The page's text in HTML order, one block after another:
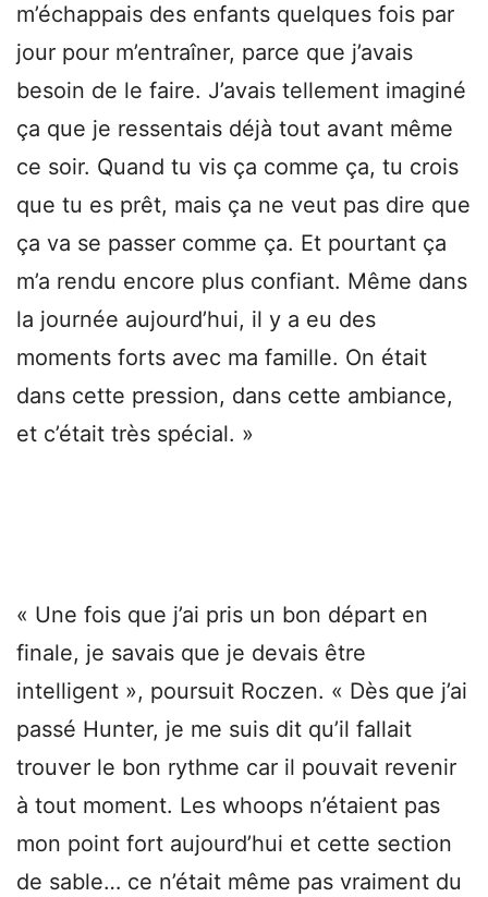
m’échappais des enfants quelques fois par
jour pour m’entraîner, parce que j’avais
besoin de le faire. J’avais tellement imaginé
ça que je ressentais déjà tout avant même
ce soir. Quand tu vis ça comme ça, tu crois
que tu es prêt, mais ça ne veut pas dire que
ça va se passer comme ça. Et pourtant ça
m’a rendu encore plus confiant. Même dans
la journée aujourd’hui, il y a eu des
moments forts avec ma famille. On était
dans cette pression, dans cette ambiance,
et c’était très spécial. »
« Une fois que j’ai pris un bon départ en
finale, je savais que je devais être
intelligent », poursuit Roczen. « Dès que j’ai
passé Hunter, je me suis dit qu’il fallait
trouver le bon rythme car il pouvait revenir
à tout moment. Les whoops n’étaient pas
mon point fort aujourd’hui et cette section
de sable… ce n’était même pas vraiment du